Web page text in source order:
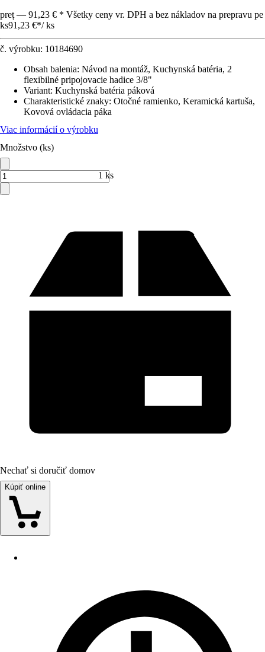
preț — 91,23 € * Všetky ceny vr. DPH a bez nákladov na prepravu pe
ks91,23 €*/ ks
č. výrobku: 10184690
Obsah balenia: Návod na montáž, Kuchynská batéria, 2
flexibilné pripojovacie hadice 3/8"
Variant: Kuchynská batéria páková
Charakteristické znaky: Otočné ramienko, Keramická kartuša,
Kovová ovládacia páka
Viac informácií o výrobku
Množstvo (ks)
1 ks
Nechať si doručiť domov
Kúpiť online